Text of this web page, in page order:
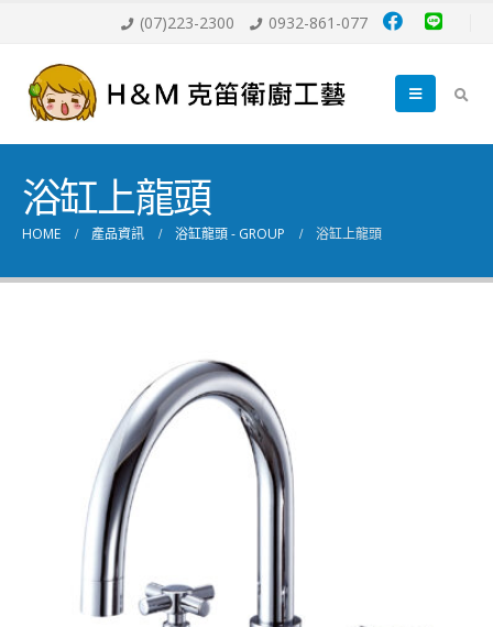
(07)223-2300 0932-861-077
浴缸上龍頭
HOME 產品資訊 浴缸龍頭 - GROUP 浴缸上龍頭